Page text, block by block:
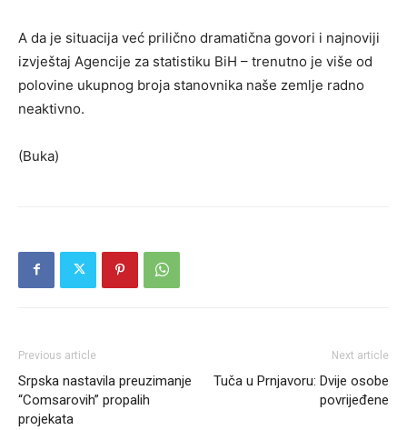
A da je situacija već prilično dramatična govori i najnoviji
izvještaj Agencije za statistiku BiH – trenutno je više od
polovine ukupnog broja stanovnika naše zemlje radno
neaktivno.
(Buka)
Previous article
Srpska nastavila preuzimanje
“Comsarovih” propalih
projekata
Next article
Tuča u Prnjavoru: Dvije osobe
povrijeđene